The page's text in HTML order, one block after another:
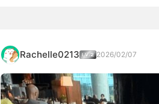
Rachelle0213 2026/02/07